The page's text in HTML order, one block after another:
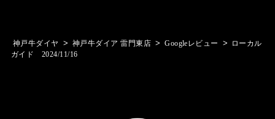
神戸牛ダイヤ > 神戸牛ダイア 雷門東店 > Googleレビュー >
ローカル
ガイド 2024/11/16